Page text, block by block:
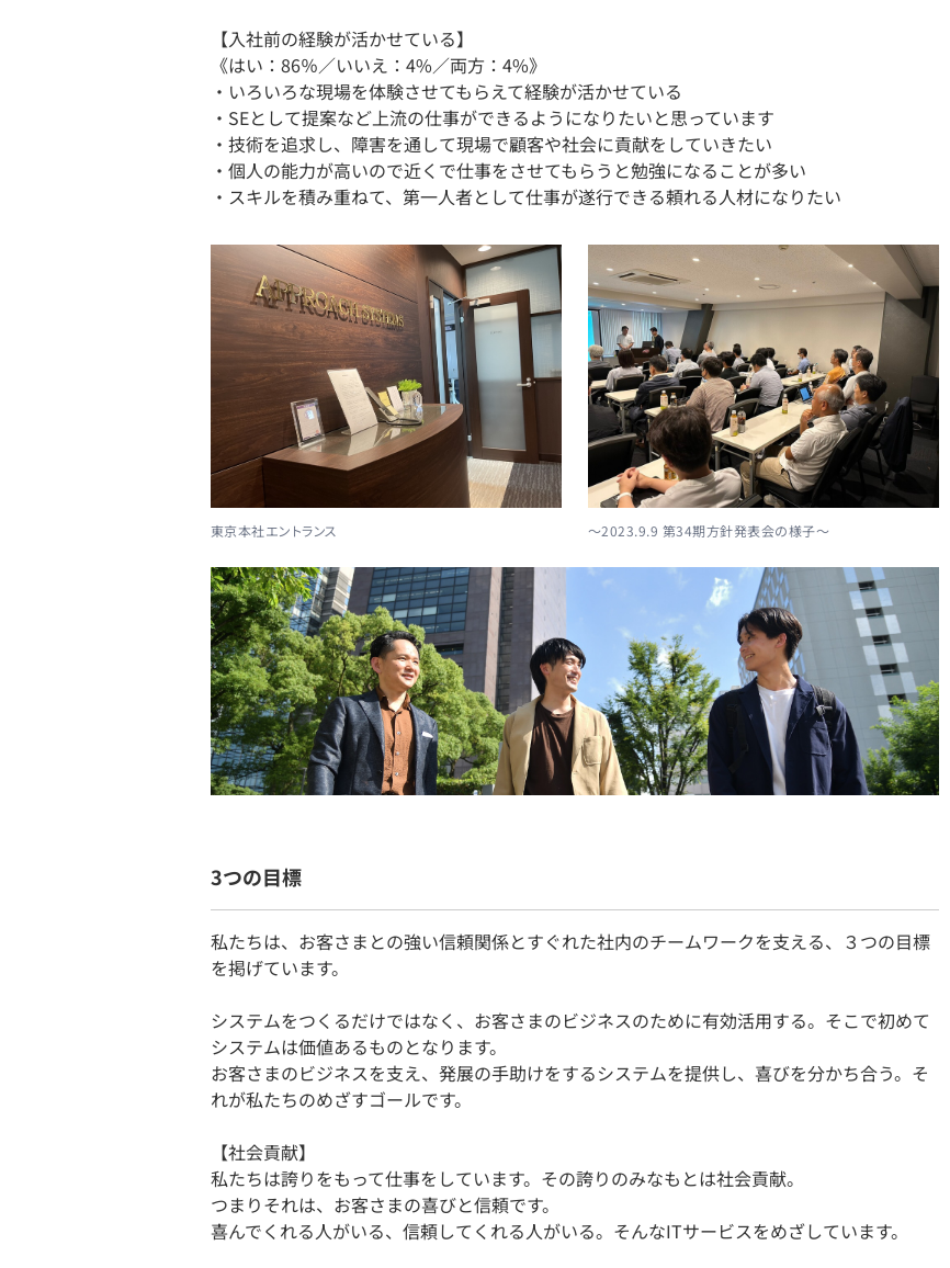
【入社前の経験が活かせている】
《はい：86％／いいえ：4%／両方：4%》
・いろいろな現場を体験させてもらえて経験が活かせている
・SEとして提案など上流の仕事ができるようになりたいと思っています
・技術を追求し、障害を通して現場で顧客や社会に貢献をしていきたい
・個人の能力が高いので近くで仕事をさせてもらうと勉強になることが多い
・スキルを積み重ねて、第一人者として仕事が遂行できる頼れる人材になりたい
東京本社エントランス ～2023.9.9 第34期方針発表会の様子～
3つの目標
私たちは、お客さまとの強い信頼関係とすぐれた社内のチームワークを支える、３つの目標
を掲げています。
システムをつくるだけではなく、お客さまのビジネスのために有効活用する。そこで初めて
システムは価値あるものとなります。
お客さまのビジネスを支え、発展の手助けをするシステムを提供し、喜びを分かち合う。そ
れが私たちのめざすゴールです。
【社会貢献】
私たちは誇りをもって仕事をしています。その誇りのみなもとは社会貢献。
つまりそれは、お客さまの喜びと信頼です。
喜んでくれる人がいる、信頼してくれる人がいる。そんなITサービスをめざしています。